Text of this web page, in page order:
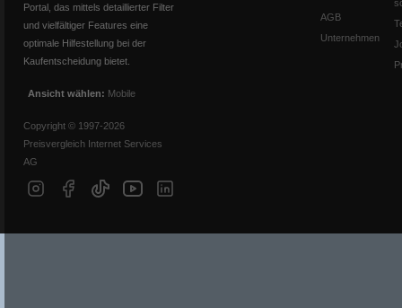
Portal, das mittels detaillierter Filter
und vielfältiger Features eine
optimale Hilfestellung bei der
Kaufentscheidung bietet.
Ansicht wählen: Mobile
Copyright © 1997-2026
Preisvergleich Internet Services
AG
AGB
Unternehmen